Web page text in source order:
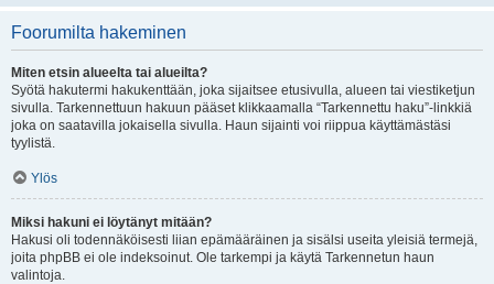
Foorumilta hakeminen
Miten etsin alueelta tai alueilta?
Syötä hakutermi hakukenttään, joka sijaitsee etusivulla, alueen tai viestiketjun
sivulla. Tarkennettuun hakuun pääset klikkaamalla “Tarkennettu haku”-linkkiä
joka on saatavilla jokaisella sivulla. Haun sijainti voi riippua käyttämästäsi
tyylistä.
Ylös
Miksi hakuni ei löytänyt mitään?
Hakusi oli todennäköisesti liian epämääräinen ja sisälsi useita yleisiä termejä,
joita phpBB ei ole indeksoinut. Ole tarkempi ja käytä Tarkennetun haun
valintoja.